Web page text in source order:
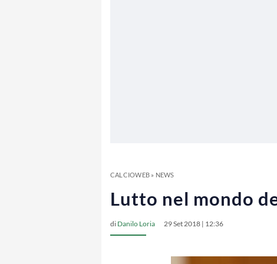
CALCIOWEB» NEWS
Lutto nel mondo
di Danilo Loria 29 Set 2018 | 12:36